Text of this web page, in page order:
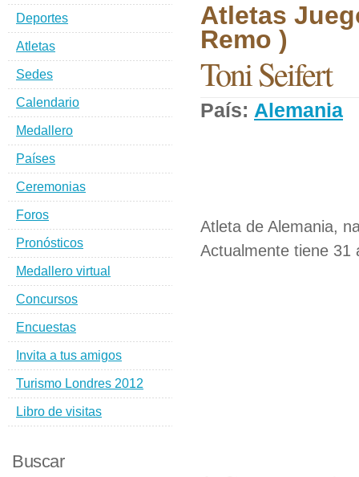
Atletas
Remo )
Toni Seifert
País: Alemania
Atleta de Alemania,
Actualmente tiene 31
Deportes
Atletas
Sedes
Calendario
Medallero
Países
Ceremonias
Foros
Pronósticos
Medallero virtual
Concursos
Encuestas
Invita a tus amigos
Turismo Londres 2012
Libro de visitas
Buscar